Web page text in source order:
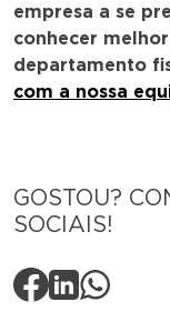
empresa a se
conhecer
departamento
com a nossa
GOSTOU?
SOCIAIS!